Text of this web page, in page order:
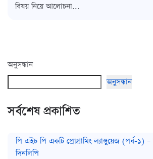
বিষয় নিয়ে আলোচনা...
অনুসন্ধান
অনুসন্ধান
সর্বশেষ প্রকাশিত
পি এইচ পি একটি প্রোগ্রামিং ল্যাঙ্গুয়েজ (পর্ব-১)
দিনলিপি